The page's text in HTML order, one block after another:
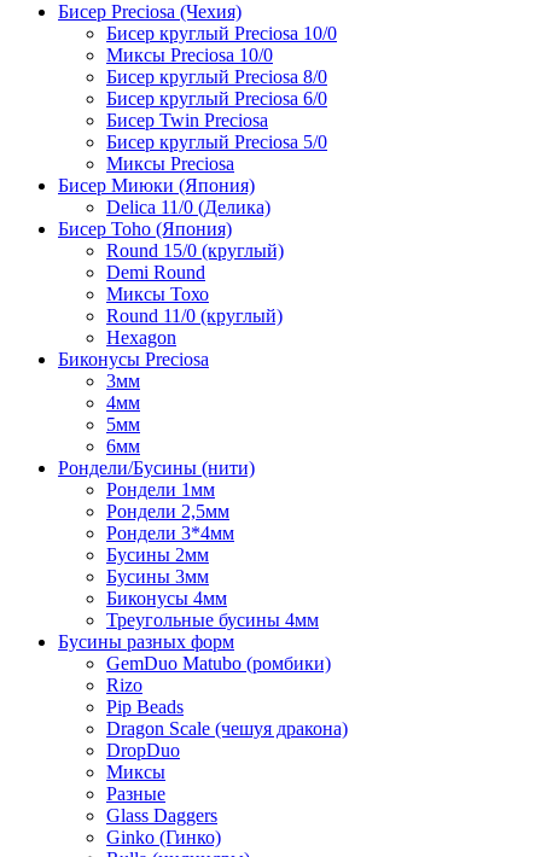
Бисер Preciosa (Чехия)
Бисер круглый Preciosa 10/0
Миксы Preciosa 10/0
Бисер круглый Preciosa 8/0
Бисер круглый Preciosa 6/0
Бисер Twin Preciosa
Бисер круглый Preciosa 5/0
Миксы Preciosa
Бисер Миюки (Япония)
Delica 11/0 (Делика)
Бисер Toho (Япония)
Round 15/0 (круглый)
Demi Round
Миксы Тохо
Round 11/0 (круглый)
Hexagon
Биконусы Preciosa
3мм
4мм
5мм
6мм
Рондели/Бусины (нити)
Рондели 1мм
Рондели 2,5мм
Рондели 3*4мм
Бусины 2мм
Бусины 3мм
Биконусы 4мм
Треугольные бусины 4мм
Бусины разных форм
GemDuo Matubo (ромбики)
Rizo
Pip Beads
Dragon Scale (чешуя дракона)
DropDuo
Миксы
Разные
Glass Daggers
Ginko (Гинко)